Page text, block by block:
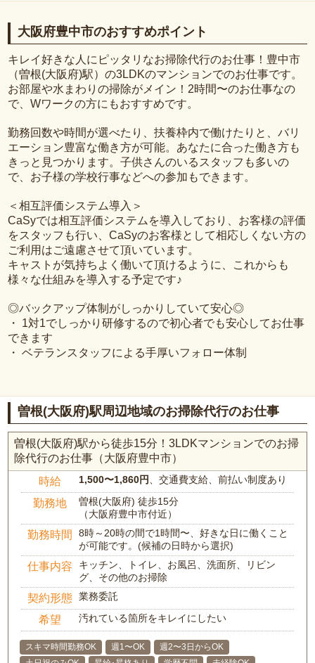
大阪府豊中市のおすすめポイント
キレイ好きな人にピッタリなお掃除代行のお仕事！豊中市
（曽根(大阪府)駅）の3LDKのマンションでのお仕事です。
お部屋や水まわりの掃除がメイン！2時間〜のお仕事なの
で、Wワークの方にもおすすめです。
勤務回数や時間が選べたり、扶養枠内で働けたりと、バリ
エーション豊富な働き方が可能。あなたに合った働き方も
きっと見つかります。子供さんのいるスタッフも多いの
で、お子様の学校行事などへの参加もできます。
＜相互評価システム導入＞
CaSyでは相互評価システムを導入しており、お客様の評価
をスタッフも行い、CaSyのお客様として相応しくない方の
ご利用はご遠慮させて頂いています。
キャストが気持ちよく働いて頂けるように、これからも
様々な仕組みを導入する予定です♪
◎バックアップ体制がしっかりしていて安心◎
・ 1対1でしっかり研修するので初心者でも安心してお仕事
できます
・ ベテランスタッフによる手厚いフォロー体制
曽根(大阪府)駅周辺地域のお掃除代行のお仕事
曽根(大阪府)駅から徒歩15分！3LDKマンションでのお掃
除代行のお仕事（大阪府豊中市）
時給 1,500〜1,860円、交通費支給、前払い制度あり
勤務地
曽根(大阪府) 徒歩15分
（大阪府豊中市付近）
勤務時間
8時～20時の間で1時間〜、好きな日に働くこと
が可能です。(候補の日時から選択)
仕事内容
キッチン、トイレ、お風呂、洗面所、リビン
グ、その他のお掃除
契約形態 業務委託
希望 汚れている箇所をキレイにしたい
スキマ時間勤務OK 週1〜OK
週2〜3日からOK